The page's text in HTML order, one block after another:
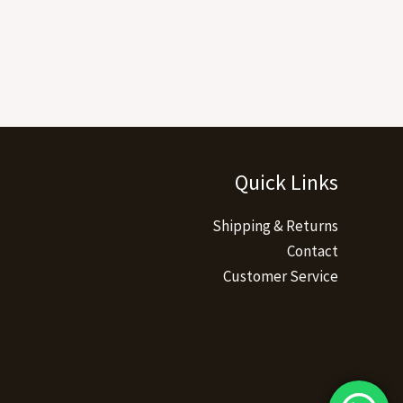
Quick Links
Shipping & Returns
Contact
Customer Service